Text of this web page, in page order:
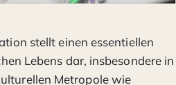
stellt einen essentiellen
Lebens dar, insbesondere in
Metropole wie